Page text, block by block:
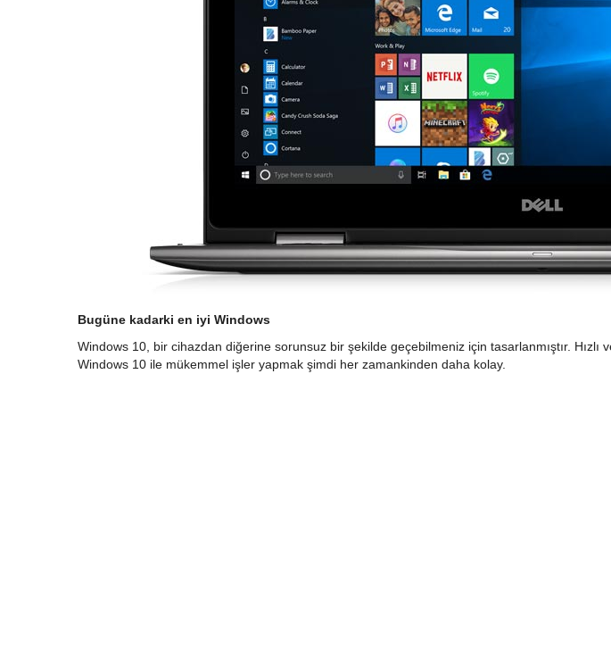
Bugüne kadarki en iyi Windows
Windows 10, bir cihazdan diğerine sorunsuz bir şekilde geçebilmeniz için tasarlanmıştır.
Windows 10 ile mükemmel işler yapmak şimdi her zamankinden daha kolay.